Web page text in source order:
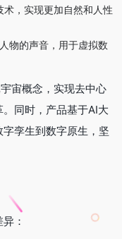
，实现更加自然和人性
物的声音，用于虚拟数
宙概念，实现去中心
同时，产品基于AI大
孪生到数字原生，坚
：